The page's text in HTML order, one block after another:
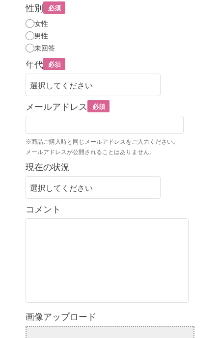
性別 必須
女性
男性
未回答
年代 必須
メールアドレス 必須
※商品ご購入時と同じメールアドレスをご入力ください。
メールアドレスが公開されることはありません。
現在の状況
コメント
画像アップロード